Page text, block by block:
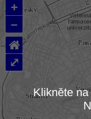
+
–
⌂
⤢
Klikněte